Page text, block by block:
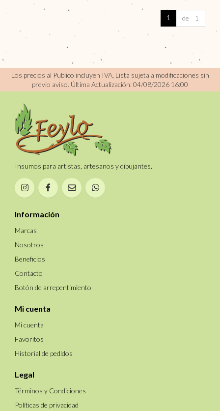
1 de 1
Los precios al Publico incluyen IVA, Lista sujeta a modificaciones sin
previo aviso. Última Actualización: 04/08/2026 16:00
Insumos para artistas, artesanos y dibujantes.
Información
Marcas
Nosotros
Beneficios
Contacto
Botón de arrepentimiento
Mi cuenta
Mi cuenta
Favoritos
Historial de pedidos
Legal
Términos y Condiciones
Políticas de privacidad